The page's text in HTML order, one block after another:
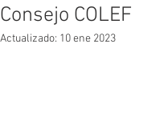
Consejo COLEF
Actualizado: 10 ene 2023